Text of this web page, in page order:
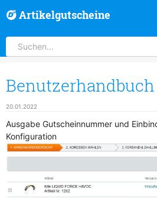
Artikelgutscheine
Benutzerhandbuch
20.01.2022
Ausgabe Gutscheinnummer und
Konfiguration